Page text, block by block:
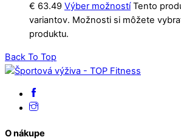
€ 63.49 Výber možností Tento
variantov. Možnosti si môžete
produktu.
Back To Top
O nákupe